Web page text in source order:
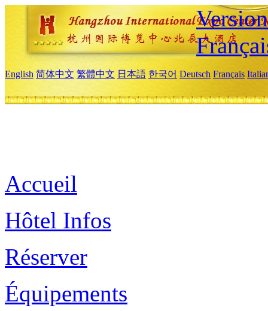
English 简体中文 繁體中文 日本語 한국어 Deutsch Français
Accueil
Hôtel Infos
Réserver
Équipements